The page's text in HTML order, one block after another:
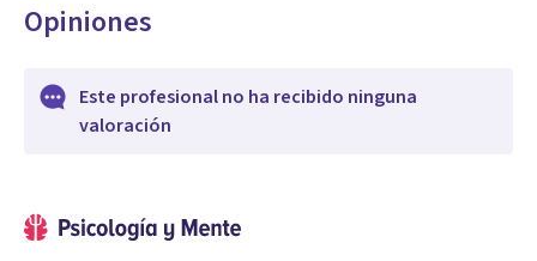
Opiniones
Este profesional no ha recibido ninguna
valoración